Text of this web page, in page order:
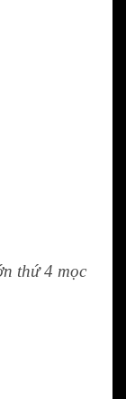
thứ 4 mọc